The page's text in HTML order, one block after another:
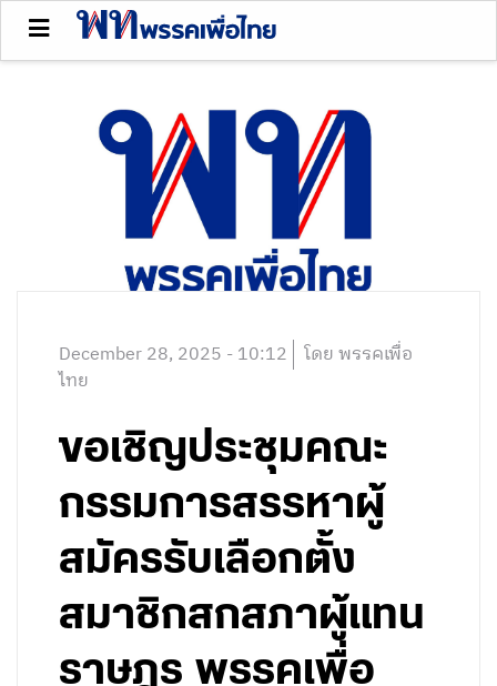
December 28, 2025 - 10:12 โดย พรรคเพื่อ
ไทย
ขอเชิญประชุมคณะ
กรรมการสรรหาผู้
สมัครรับเลือกตั้ง
สมาชิกสกสภาผู้แทน
ราษฎร พรรคเพื่อ